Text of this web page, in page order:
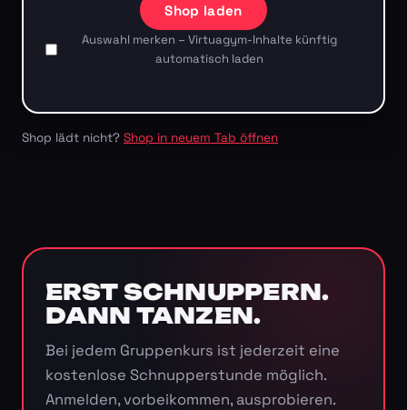
Shop laden
Auswahl merken – Virtuagym-Inhalte künftig
automatisch laden
Shop lädt nicht? Shop in neuem Tab öffnen
ERST SCHNUPPERN.
DANN TANZEN.
Bei jedem Gruppenkurs ist jederzeit eine
kostenlose Schnupperstunde möglich.
Anmelden, vorbeikommen, ausprobieren.